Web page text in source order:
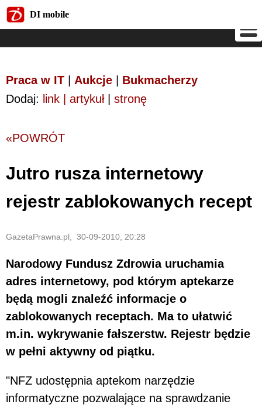
DI mobile
Praca w IT Aukcje
Bukmacherzy
Dodaj: link | artykuł| stronę
«POWRÓT
Jutro rusza internetowy
rejestr zablokowanych recept
GazetaPrawna.pl, 30-09-2010, 20:28
Narodowy Fundusz Zdrowia uruchamia
adres internetowy, pod którym aptekarze
będą mogli znaleźć informacje o
zablokowanych receptach. Ma to ułatwić
m.in. wykrywanie fałszerstw. Rejestr będzie
w pełni aktywny od piątku.
"NFZ udostępnia aptekom narzędzie
informatyczne pozwalające na sprawdzanie
DI mobile